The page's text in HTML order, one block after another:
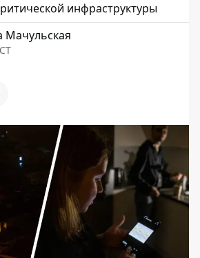
инфраструктуры
Мачульская